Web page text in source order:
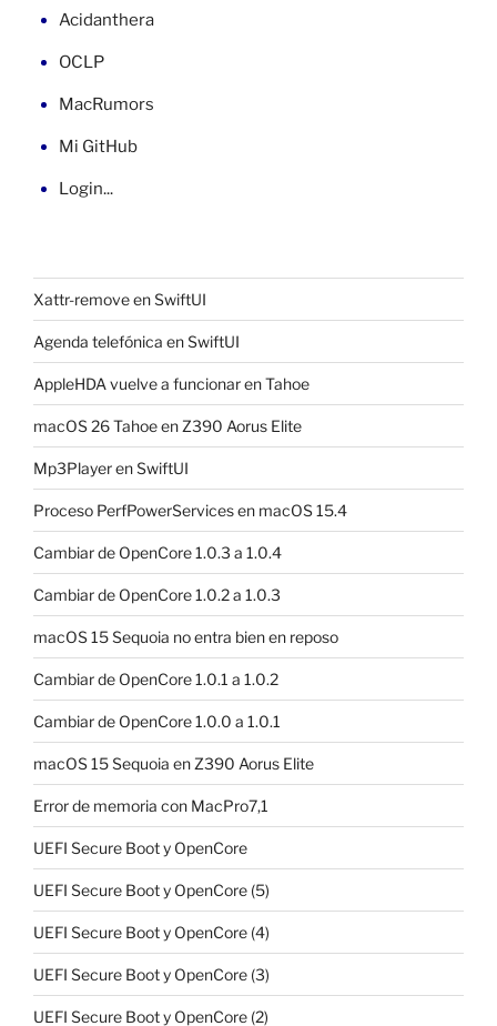
Acidanthera
OCLP
MacRumors
Mi GitHub
Login...
Xattr-remove en SwiftUI
Agenda telefónica en SwiftUI
AppleHDA vuelve a funcionar en Tahoe
macOS 26 Tahoe en Z390 Aorus Elite
Mp3Player en SwiftUI
Proceso PerfPowerServices en macOS 15.4
Cambiar de OpenCore 1.0.3 a 1.0.4
Cambiar de OpenCore 1.0.2 a 1.0.3
macOS 15 Sequoia no entra bien en reposo
Cambiar de OpenCore 1.0.1 a 1.0.2
Cambiar de OpenCore 1.0.0 a 1.0.1
macOS 15 Sequoia en Z390 Aorus Elite
Error de memoria con MacPro7,1
UEFI Secure Boot y OpenCore
UEFI Secure Boot y OpenCore (5)
UEFI Secure Boot y OpenCore (4)
UEFI Secure Boot y OpenCore (3)
UEFI Secure Boot y OpenCore (2)